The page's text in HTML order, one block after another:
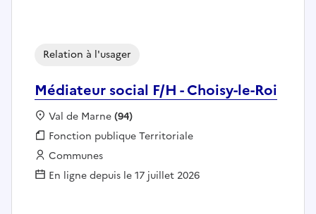
Médiateur social F/H - Choisy-le-Roi
Relation à l'usager
Localisation :
Val de Marne(94)
Fonction publique :
Fonction publique Territoriale
Employeur :
Communes
En ligne depuis le 17 juillet 2026